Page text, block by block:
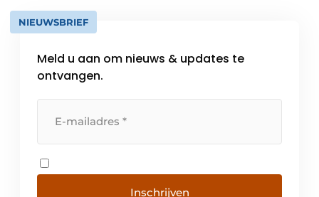
NIEUWSBRIEF
Meld u aan om nieuws & updates te
ontvangen.
Inschrijven